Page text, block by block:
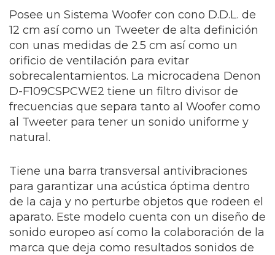
Posee un Sistema Woofer con cono D.D.L. de
12 cm así como un Tweeter de alta definición
con unas medidas de 2.5 cm así como un
orificio de ventilación para evitar
sobrecalentamientos. La microcadena Denon
D-F109CSPCWE2 tiene un filtro divisor de
frecuencias que separa tanto al Woofer como
al Tweeter para tener un sonido uniforme y
natural.
Tiene una barra transversal antivibraciones
para garantizar una acústica óptima dentro
de la caja y no perturbe objetos que rodeen el
aparato. Este modelo cuenta con un diseño de
sonido europeo así como la colaboración de la
marca que deja como resultados sonidos de